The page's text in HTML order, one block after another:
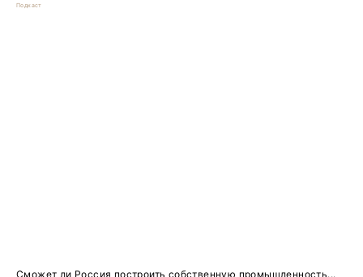
Подкаст
Сможет ли Россия построить собственную промышленность...